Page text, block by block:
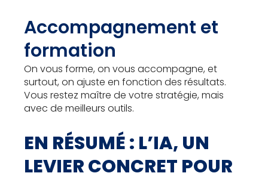
Accompagnement et
formation
On vous forme, on vous accompagne, et
surtout, on ajuste en fonction des résultats.
Vous restez maître de votre stratégie, mais
avec de meilleurs outils.
EN RÉSUMÉ : L’IA, UN
LEVIER CONCRET POUR